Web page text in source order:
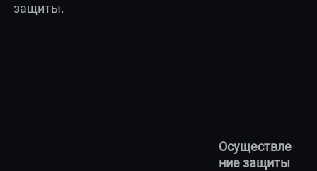
защиты.
Осуществле
ние защиты